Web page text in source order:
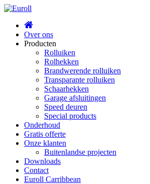
Home
Over ons
Producten
Rolluiken
Rolhekken
Brandwerende rolluiken
Transparante rolluiken
Schaarhekken
Garage afsluitingen
Speed deuren
Special products
Onderhoud
Gratis offerte
Onze klanten
Buitenlandse projecten
Downloads
Contact
Euroll Carribbean